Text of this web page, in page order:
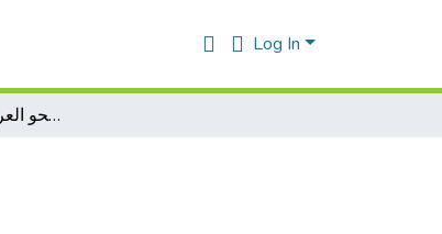
Log In
تعليمية النحو العربي في الطور الإبتدائي